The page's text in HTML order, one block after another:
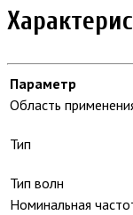
Параметр
Область
Тип
Тип волн
Номинальная